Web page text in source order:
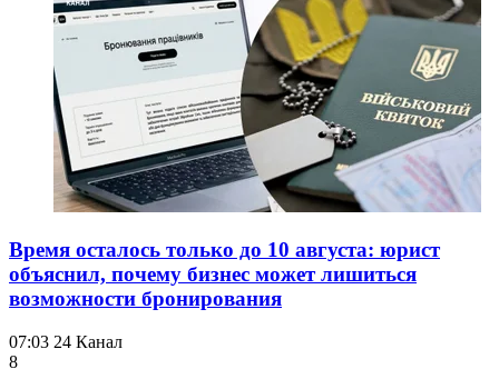
Время осталось только до 10 августа: юрист
объяснил, почему бизнес может лишиться
возможности бронирования
07:03 24 Канал
8